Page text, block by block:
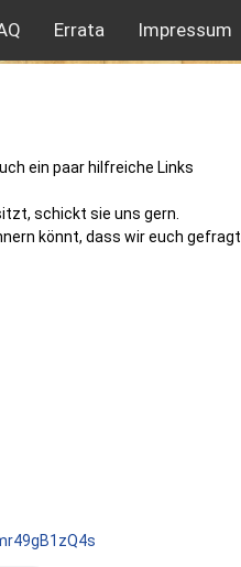
Errata Impressum
ein paar hilfreiche Links
schickt sie uns gern.
könnt, dass wir euch gefragt